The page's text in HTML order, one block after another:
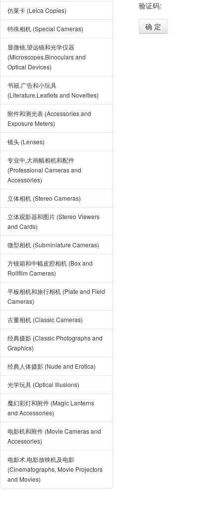
仿莱卡 (Leica Copies)
特殊相机 (Special Cameras)
显微镜,望远镜和光学仪器
(Microscopes,Binoculars and
Optical Devices)
书籍,广告和小玩具
(Literature,Leaflets and Novelties)
附件和测光表 (Accessories and
Exposure Meters)
镜头 (Lenses)
专业中,大画幅相机和配件
(Professional Cameras and
Accessories)
立体相机 (Stereo Cameras)
立体观影器和图片 (Stereo Viewers
and Cards)
微型相机 (Subminiature Cameras)
方镜箱和中幅皮腔相机 (Box and
Rollfilm Cameras)
平板相机和旅行相机 (Plate and Field
Cameras)
古董相机 (Classic Cameras)
经典摄影 (Classic Photographs and
Graphics)
经典人体摄影 (Nude and Erotica)
光学玩具 (Optical Illusions)
魔幻彩灯和附件 (Magic Lanterns
and Accessories)
电影机和附件 (Movie Cameras and
Accessories)
电影术,电影放映机及电影
(Cinematographs, Movie Projectors
and Movies)
验证码:
确 定